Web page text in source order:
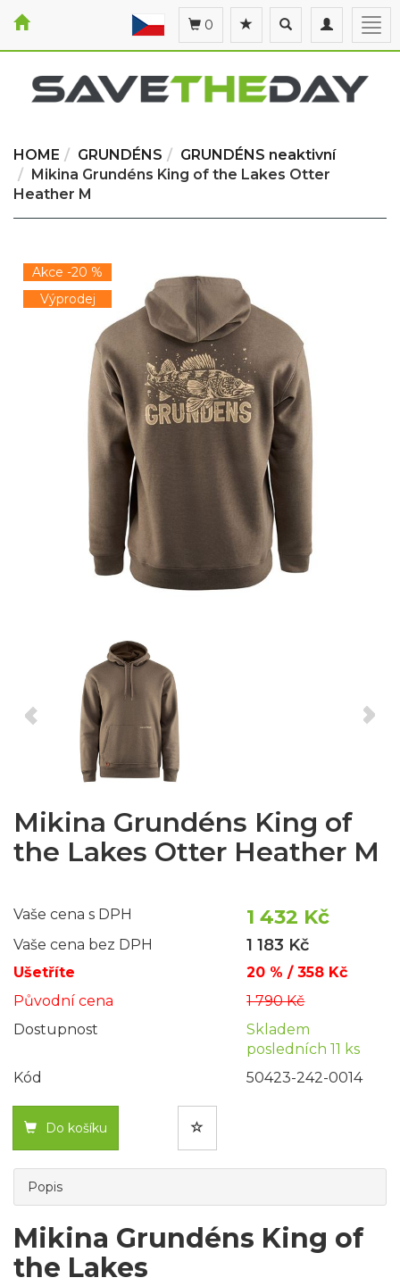
Toggle
navigation
Toggle
search
0
HOME GRUNDÉNS
GRUNDÉNS neaktivní
Mikina Grundéns King of the Lakes Otter
Heather M
Akce -20 %
Výprodej
Mikina Grundéns King of
the Lakes Otter Heather M
Vaše cena s DPH 1 432 Kč
Vaše cena bez DPH 1 183 Kč
Ušetříte
20 % / 358 Kč
Původní cena
1 790 Kč
Dostupnost
Skladem
posledních 11 ks
Kód
50423-242-0014
Do košíku
Popis
Mikina Grundéns King of
the Lakes